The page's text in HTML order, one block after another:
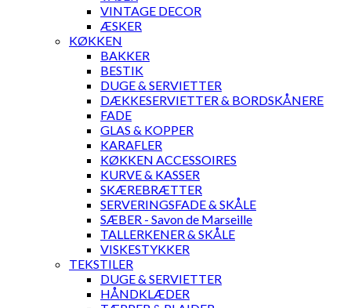
VINTAGE DECOR
ÆSKER
KØKKEN
BAKKER
BESTIK
DUGE & SERVIETTER
DÆKKESERVIETTER & BORDSKÅNERE
FADE
GLAS & KOPPER
KARAFLER
KØKKEN ACCESSOIRES
KURVE & KASSER
SKÆREBRÆTTER
SERVERINGSFADE & SKÅLE
SÆBER - Savon de Marseille
TALLERKENER & SKÅLE
VISKESTYKKER
TEKSTILER
DUGE & SERVIETTER
HÅNDKLÆDER